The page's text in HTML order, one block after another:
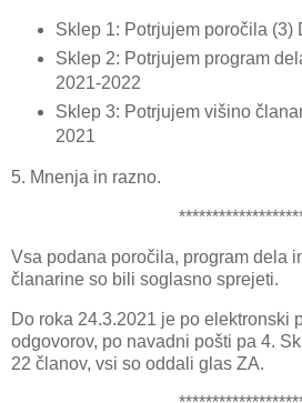
Sklep 1: Potrjujem poročila (3)
Sklep 2: Potrjujem program
2021-2022
Sklep 3: Potrjujem višino
2021
5. Mnenja in razno.
Vsa podana poročila, program dela
članarine so bili soglasno sprejeti.
Do roka 24.3.2021 je po elektronski
odgovorov, po navadni pošti pa 4.
22 članov, vsi so oddali glas ZA.